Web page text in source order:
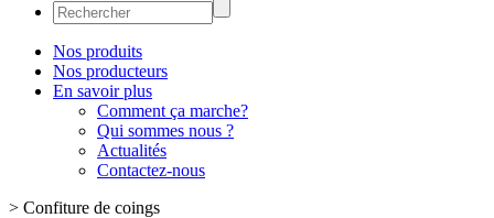
Nos produits
Nos producteurs
En savoir plus
Comment ça marche?
Qui sommes nous ?
Actualités
Contactez-nous
> Confiture de coings